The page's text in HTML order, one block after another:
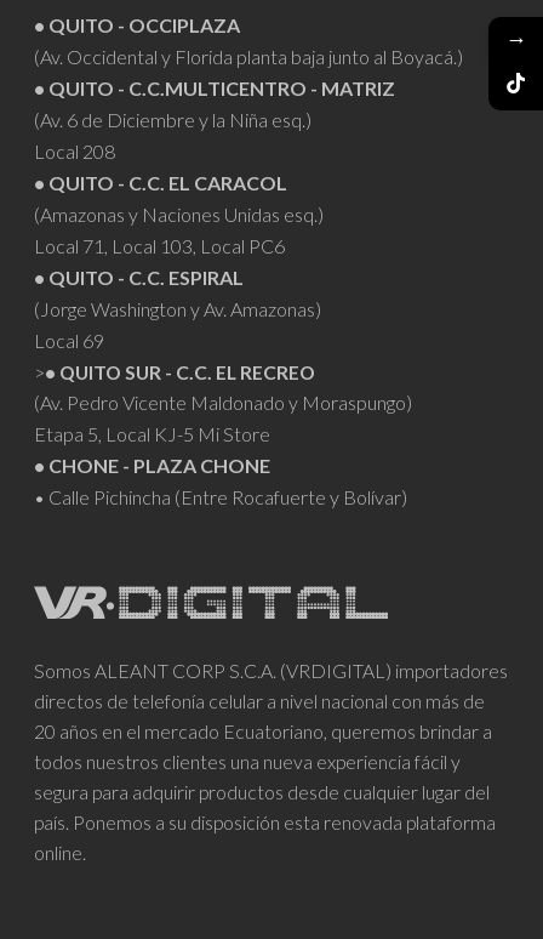
• QUITO - OCCIPLAZA
(Av. Occidental y Florida planta baja junto al Boyacá.)
• QUITO - C.C.MULTICENTRO - MATRIZ
(Av. 6 de Diciembre y la Niña esq.)
Local 208
• QUITO - C.C. EL CARACOL
(Amazonas y Naciones Unidas esq.)
Local 71, Local 103, Local PC6
• QUITO - C.C. ESPIRAL
(Jorge Washington y Av. Amazonas)
Local 69
>• QUITO SUR - C.C. EL RECREO
(Av. Pedro Vicente Maldonado y Moraspungo)
Etapa 5, Local KJ-5 Mi Store
• CHONE - PLAZA CHONE
• Calle Pichincha (Entre Rocafuerte y Bolívar)
Somos ALEANT CORP S.C.A. (VRDIGITAL) importadores
directos de telefonía celular a nivel nacional con más de
20 años en el mercado Ecuatoriano, queremos brindar a
todos nuestros clientes una nueva experiencia fácil y
segura para adquirir productos desde cualquier lugar del
país. Ponemos a su disposición esta renovada plataforma
online.
→